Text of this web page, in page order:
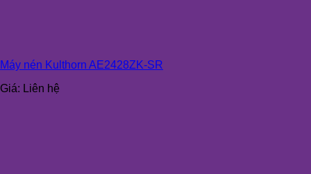
Máy nén Kulthorn AE2428ZK-SR
Giá: Liên hệ